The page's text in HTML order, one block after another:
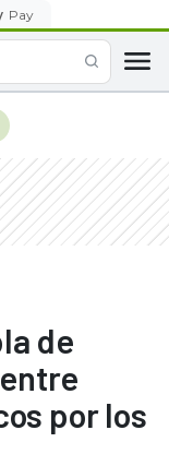
Pay
de
por los